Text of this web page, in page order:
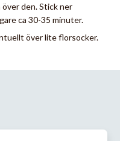
över den. Stick ner
ca 30-35 minuter.
över lite florsocker.